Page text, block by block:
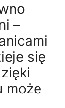
–
się
może